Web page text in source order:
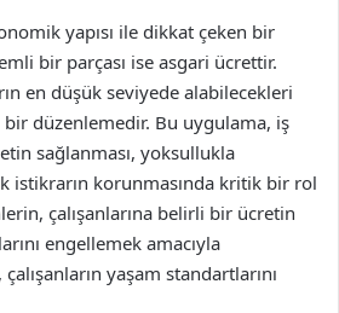
yapısı ile dikkat çeken bir
bir parçası ise asgari ücrettir.
en düşük seviyede alabilecekleri
bir düzenlemedir. Bu uygulama, iş
sağlanması, yoksullukla
istikrarın korunmasında kritik bir rol
çalışanlarına belirli bir ücretin
engellemek amacıyla
yaşam standartlarını